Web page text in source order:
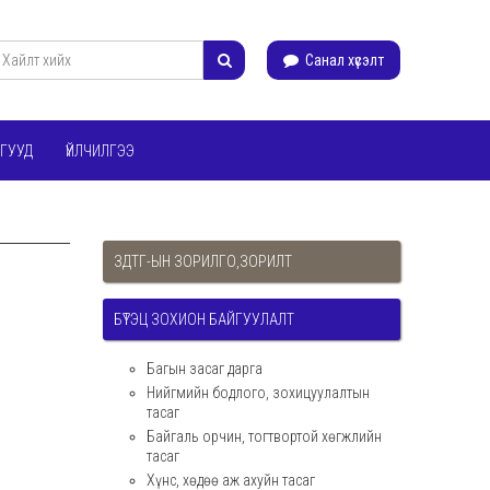
Санал хүсэлт
ҮЙЛЧИЛГЭЭ
ЗДТГ-ЫН ЗОРИЛГО,ЗОРИЛТ
БҮТЭЦ ЗОХИОН БАЙГУУЛАЛТ
Багын засаг дарга
Нийгмийн бодлого, зохицуулалтын
тасаг
Байгаль орчин, тогтвортой хөгжлийн
тасаг
Хүнс, хөдөө аж ахуйн тасаг